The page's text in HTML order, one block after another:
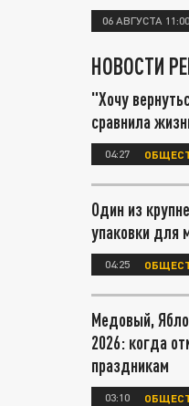
06 АВГУСТА 11:00
НОВОСТИ
"Хочу
сравнила
04:27
Один из
упаковки для
04:25
Медовый,
2026: когда
праздникам
03:10